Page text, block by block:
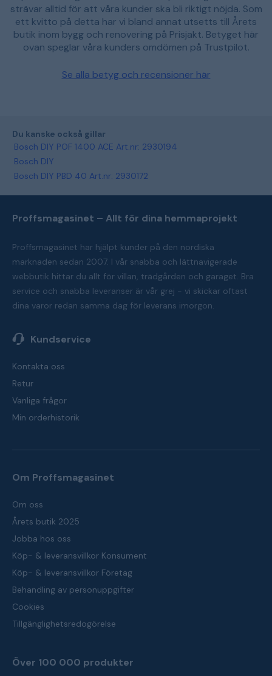
strävar alltid för att våra kunder ska bli riktigt nöjda. Som
ett kvitto på detta har vi bland annat utsetts till Årets
butik inom bygg och renovering på Prisjakt. Betyget här
ovan speglar våra kunders omdömen på Trustpilot.
Se alla betyg och recensioner här
Du kanske också gillar
Bosch DIY POF 1400 ACE Art.nr: 2930194
Bosch DIY
Bosch DIY PBD 40 Art.nr: 2930172
Proffsmagasinet – Allt för dina hemmaprojekt
Proffsmagasinet har hjälpt kunder på den nordiska
marknaden sedan 2007. I vår snabba och lättnavigerade
webbutik hittar du allt för villan, trädgården och garaget. Bra
service och snabba leveranser är vår grej - vi skickar oftast
dina varor redan samma dag för leverans imorgon.
Kundservice
Kontakta oss
Retur
Vanliga frågor
Min orderhistorik
Om Proffsmagasinet
Om oss
Årets butik 2025
Jobba hos oss
Köp- & leveransvillkor Konsument
Köp- & leveransvillkor Företag
Behandling av personuppgifter
Cookies
Tillgänglighetsredogörelse
Över 100 000 produkter